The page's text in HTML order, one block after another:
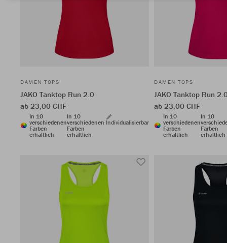
DAMEN TOPS
JAKO Tanktop Run 2.0
ab 23,00 CHF
In 10
verschiedenen
Farben
erhältlich
In 10
verschiedenen
Farben
erhältlich
Individualisierbar
DAMEN TOPS
JAKO Tanktop Run
ab 23,00 CHF
In 10
verschiedenen
Farben
erhältlich
In 10
Farben
erhältlich